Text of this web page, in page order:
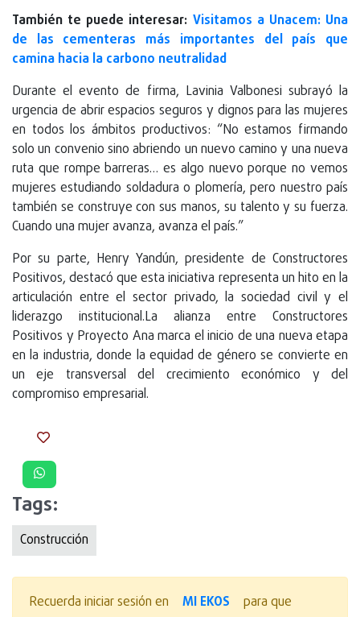
También te puede interesar: Visitamos a Unacem: Una
de las cementeras más importantes del país que
camina hacia la carbono neutralidad
Durante el evento de firma, Lavinia Valbonesi subrayó la
urgencia de abrir espacios seguros y dignos para las mujeres
en todos los ámbitos productivos: “No estamos firmando
solo un convenio sino abriendo un nuevo camino y una nueva
ruta que rompe barreras… es algo nuevo porque no vemos
mujeres estudiando soldadura o plomería, pero nuestro país
también se construye con sus manos, su talento y su fuerza.
Cuando una mujer avanza, avanza el país.”
Por su parte, Henry Yandún, presidente de Constructores
Positivos, destacó que esta iniciativa representa un hito en la
articulación entre el sector privado, la sociedad civil y el
liderazgo institucional.La alianza entre Constructores
Positivos y Proyecto Ana marca el inicio de una nueva etapa
en la industria, donde la equidad de género se convierte en
un eje transversal del crecimiento económico y del
compromiso empresarial.
Tags:
Construcción
Recuerda iniciar sesión en MI EKOS
para que